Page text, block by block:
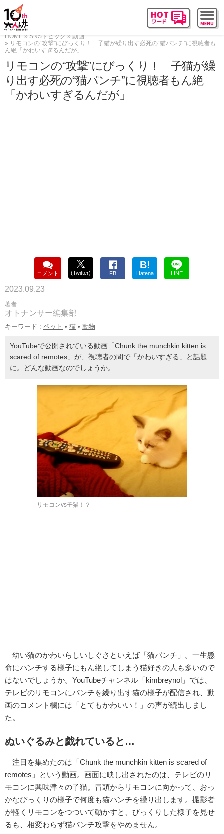
HOME SNSトピック
動画
リモコンの“攻撃”にびっくり！ 子猫が繰り出す必死の“猫パンチ”に視聴者も
ん絶「かわいすぎるんだが」
リモコンの“攻撃”にびっくり！ 子猫が繰
り出す必死の“猫パンチ”に視聴者もん絶
「かわいすぎるんだが」
コメント (Twitter) FB
B!
Hatena LINE
2023.09.23
著者 :
オトナンサー編集部
キーワード : ペット • 猫 • 動物
YouTubeで公開されている動画「Chunk the munchkin kitten is
scared of remotes」が、視聴者の間で「かわいすぎる」と話題
に。どんな動画なのでしょうか。
リモコンvs子猫！？
幼い猫のかわいらしいしぐさといえば「猫パンチ」。一生懸
命にパンチする様子にもん絶してしまう猫好きの人も多いので
はないでしょうか。YouTubeチャンネル「kimbreynol」では、
テレビのリモコンにパンチを繰り出す猫の様子が配信され、動
画のコメント欄には「とてもかわいい！」の声が続出しまし
た。
ぬいぐるみと戯れていると…
注目を集めたのは「Chunk the munchkin kitten is scared of
remotes」という動画。画面に映し出されたのは、テレビのリ
モコンに興味津々の子猫。冒頭からリモコンに向かって、おっ
かなびっくりの様子で何度も猫パンチを繰り出します。撮影者
が軽くリモコンをつついて動かすと、びっくりした様子を見せ
るも、相変わらず猫パンチ攻撃をやめません。